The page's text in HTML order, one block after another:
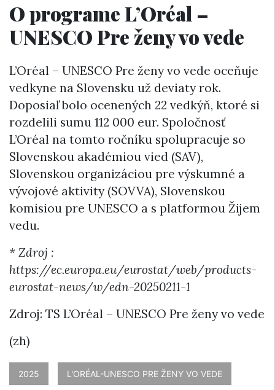
O programe L’Oréal –
UNESCO Pre ženy vo vede
L’Oréal – UNESCO Pre ženy vo vede oceňuje
vedkyne na Slovensku už deviaty rok.
Doposiaľ bolo ocenených 22 vedkýň, ktoré si
rozdelili sumu 112 000 eur. Spoločnosť
L’Oréal na tomto ročníku spolupracuje so
Slovenskou akadémiou vied (SAV),
Slovenskou organizáciou pre výskumné a
vývojové aktivity (SOVVA), Slovenskou
komisiou pre UNESCO a s platformou Žijem
vedu.
* Zdroj :
https://ec.europa.eu/eurostat/web/products-
eurostat-news/w/edn-20250211-1
Zdroj: TS L’Oréal – UNESCO Pre ženy vo vede
(zh)
2025 L'ORÉAL-UNESCO PRE ŽENY VO VEDE